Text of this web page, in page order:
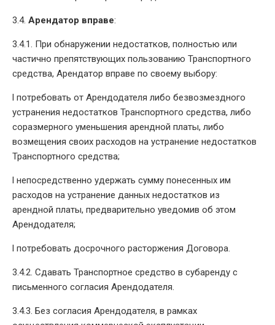
3.4. Арендатор вправе:
3.4.1. При обнаружении недостатков, полностью или
частично препятствующих пользованию Транспортного
средства, Арендатор вправе по своему выбору:
l потребовать от Арендодателя либо безвозмездного
устранения недостатков Транспортного средства, либо
соразмерного уменьшения арендной платы, либо
возмещения своих расходов на устранение недостатков
Транспортного средства;
l непосредственно удержать сумму понесенных им
расходов на устранение данных недостатков из
арендной платы, предварительно уведомив об этом
Арендодателя;
l потребовать досрочного расторжения Договора.
3.4.2. Сдавать Транспортное средство в субаренду с
письменного согласия Арендодателя.
3.4.3. Без согласия Арендодателя, в рамках